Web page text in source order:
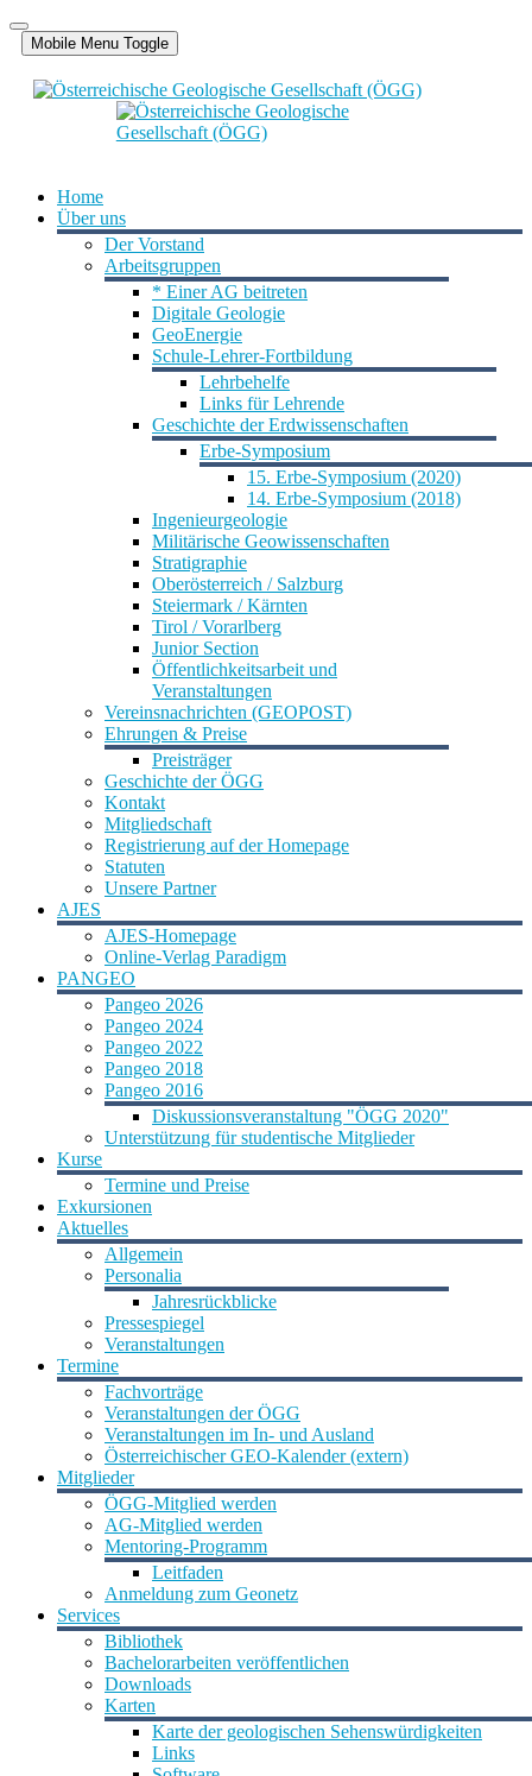
Mobile Menu Toggle
Home
Über uns
Der Vorstand
Arbeitsgruppen
* Einer AG beitreten
Digitale Geologie
GeoEnergie
Schule-Lehrer-Fortbildung
Lehrbehelfe
Links für Lehrende
Geschichte der Erdwissenschaften
Erbe-Symposium
15. Erbe-Symposium (2020)
14. Erbe-Symposium (2018)
Ingenieurgeologie
Militärische Geowissenschaften
Stratigraphie
Oberösterreich / Salzburg
Steiermark / Kärnten
Tirol / Vorarlberg
Junior Section
Öffentlichkeitsarbeit und
Veranstaltungen
Vereinsnachrichten (GEOPOST)
Ehrungen & Preise
Preisträger
Geschichte der ÖGG
Kontakt
Mitgliedschaft
Registrierung auf der Homepage
Statuten
Unsere Partner
AJES
AJES-Homepage
Online-Verlag Paradigm
PANGEO
Pangeo 2026
Pangeo 2024
Pangeo 2022
Pangeo 2018
Pangeo 2016
Diskussionsveranstaltung "ÖGG 2020"
Unterstützung für studentische Mitglieder
Kurse
Termine und Preise
Exkursionen
Aktuelles
Allgemein
Personalia
Jahresrückblicke
Pressespiegel
Veranstaltungen
Termine
Fachvorträge
Veranstaltungen der ÖGG
Veranstaltungen im In- und Ausland
Österreichischer GEO-Kalender (extern)
Mitglieder
ÖGG-Mitglied werden
AG-Mitglied werden
Mentoring-Programm
Leitfaden
Anmeldung zum Geonetz
Services
Bibliothek
Bachelorarbeiten veröffentlichen
Downloads
Karten
Karte der geologischen Sehenswürdigkeiten
Links
Jahr
Monat
Jahr
Monat